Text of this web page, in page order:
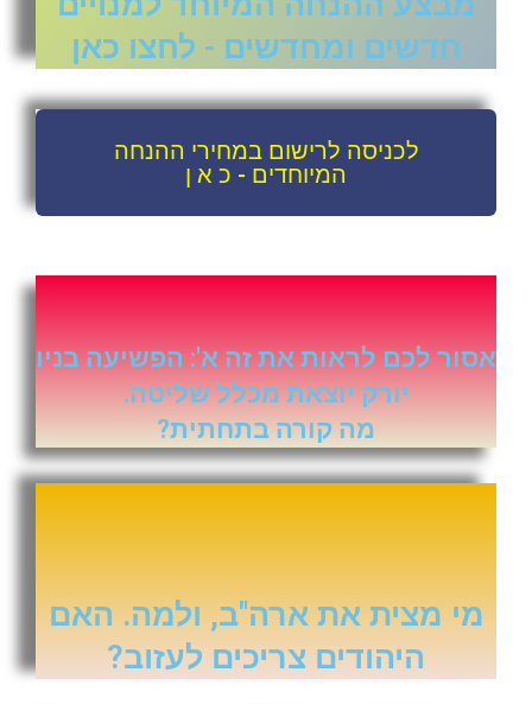
חדשים ומחדשים - לחצו כאן
לכניסה לרישום במחירי ההנחה
המיוחדים - כ א ן
אסור לכם לראות את זה א': הפשיעה בניו
יורק יוצאת מכלל שליטה.
מה קורה בתחתית?
מי מצית את ארה"ב, ולמה. האם
היהודים צריכים לעזוב?